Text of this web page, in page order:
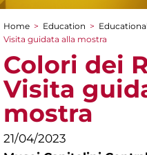
You are here
Home > Education >
Visita guidata alla mostra
Colori dei
Visita
mostra
21/04/2023